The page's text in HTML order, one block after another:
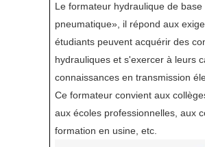
Le formateur hydraulique de
pneumatique», il répond aux
étudiants peuvent acquérir des
hydrauliques et s'exercer à leurs
connaissances en transmission
Ce formateur convient aux
aux écoles professionnelles, aux
formation en usine, etc.